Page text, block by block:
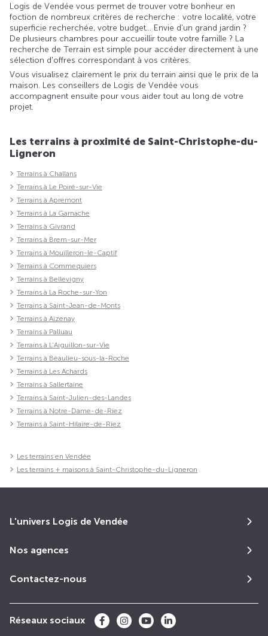
Logis de Vendée vous permet de trouver votre bonheur en
foction de nombreux critères de recherche : votre localité, votre
superficie recherchée, votre budget... Envie d'un grand jardin ?
De plusieurs chambres pour accueillir toute votre famille ? La
recherche de Terrain est simple pour accéder directement à une
sélection d'offres correspondant à vos critères.
Vous visualisez clairement le prix du terrain ainsi que le prix de la
maison. Les conseillers de Logis de Vendée vous
accompagnent ensuite pour vous aider tout au long de votre
projet.
Les terrains à proximité de Saint-Christophe-du-
Ligneron
Terrains à Challans
Terrains à Le Poiré-sur-Vie
Terrains à Apremont
Terrains à La Garnache
Terrains à Givrand
Terrains à Brem-sur-Mer
Terrains à Mouilleron-le-Captif
Terrains à Commequiers
Terrains à Bellevigny
Terrains à La Roche-sur-Yon
Terrains à Saint-Jean-de-Monts
Terrains à Aizenay
Terrains à Palluau
Terrains à L'Aiguillon-sur-Vie
Terrains à Beaulieu-sous-la-Roche
Terrains à Les Achards
Terrains à Sallertaine
Terrains à Saint-Julien-des-Landes
Terrains à Notre-Dame-de-Riez
Terrains à Saint-Hilaire-de-Riez
Les terrains en Vendée
Les terrains + maisons à Saint-Christophe-du-Ligneron
L'univers Logis de Vendée
Nos agences
Contactez-nous
Réseaux sociaux